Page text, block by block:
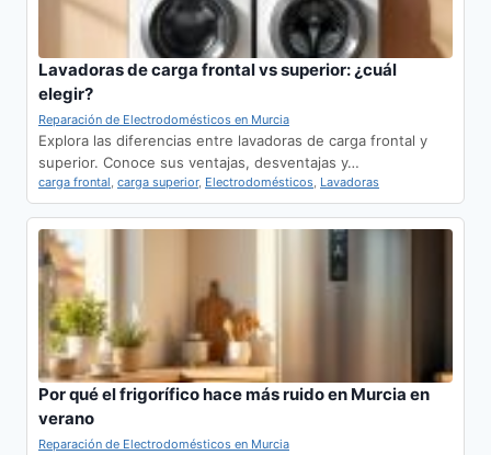
Lavadoras de carga frontal vs superior: ¿cuál
elegir?
Reparación de Electrodomésticos en Murcia
Explora las diferencias entre lavadoras de carga frontal y
superior. Conoce sus ventajas, desventajas y…
carga frontal, carga superior, Electrodomésticos, Lavadoras
Por qué el frigorífico hace más ruido en Murcia en
verano
Reparación de Electrodomésticos en Murcia